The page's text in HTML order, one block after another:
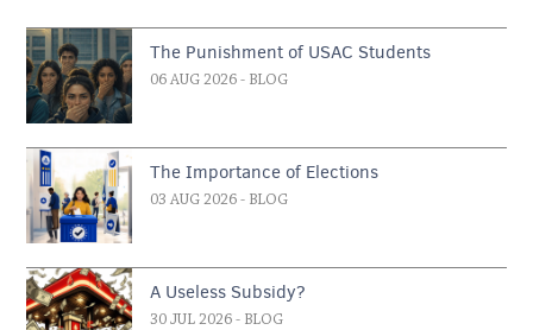
The Punishment of USAC Students
06 AUG 2026 - BLOG
The Importance of Elections
03 AUG 2026 - BLOG
A Useless Subsidy?
30 JUL 2026 - BLOG